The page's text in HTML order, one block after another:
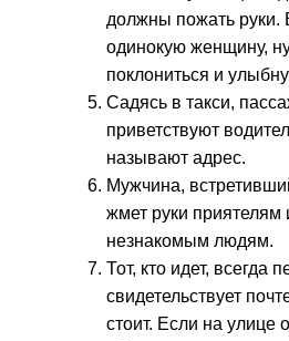
должны пожать руки.
одинокую женщину,
поклониться и
Садясь в такси,
приветствуют
называют адрес.
Мужчина,
жмет руки приятелям
незнакомым людям.
Тот, кто идет, всегда
свидетельствует
стоит. Если на улице